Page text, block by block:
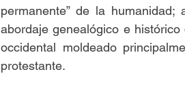
permanente” de la
abordaje genealógico e
occidental moldeado
protestante.